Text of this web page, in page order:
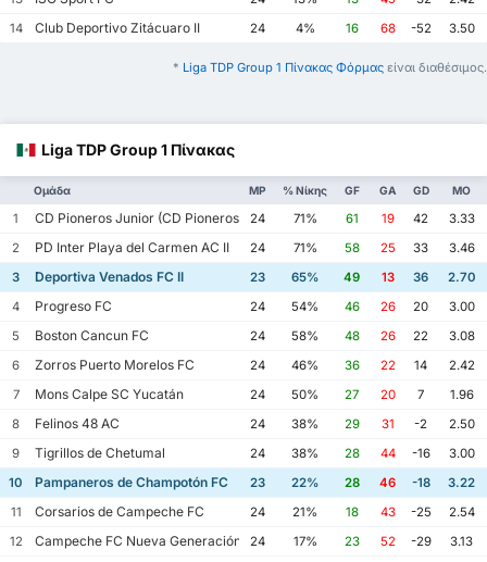
14
Club Deportivo Zitácuaro II 24 4% 16 68 -52 3.50
* Liga TDP Group 1 Πίνακας Φόρμας είναι διαθέσιμος.
Liga TDP Group 1 Πίνακας
Ομάδα MP % Νίκης GF GA GD ΜΟ
1 CD Pioneros Junior (CD Pioneros de Cancún II)
24 71% 61 19 42
3.33
2
PD Inter Playa del Carmen AC II 24 71% 58 25 33
3.46
3
Deportiva Venados FC II 23 65% 49 13 36
2.70
4
Progreso FC 24 54% 46 26 20
3.00
5
Boston Cancun FC 24 58% 48 26 22
3.08
6
Zorros Puerto Morelos FC 24 46% 36 22 14
2.42
7
Mons Calpe SC Yucatán 24 50% 27 20 7
1.96
8
Felinos 48 AC 24 38% 29 31 -2
2.50
9
Tigrillos de Chetumal 24 38% 28 44 -16
3.00
10
Pampaneros de Champotón FC 23 22% 28 46 -18
3.22
11
Corsarios de Campeche FC 24 21% 18 43 -25
2.54
12
Campeche FC Nueva Generación 24 17% 23 52 -29
3.13